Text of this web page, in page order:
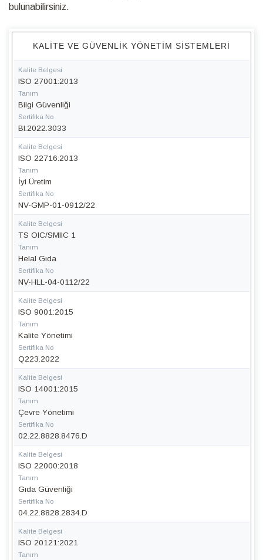
bulunabilirsiniz.
KALITE VE GÜVENLIK YÖNETIM SISTEMLERI
Kalite Belgesi
ISO 27001:2013
Tanım
Bilgi Güvenliği
Sertifika No
BI.2022.3033
Kalite Belgesi
ISO 22716:2013
Tanım
İyi Üretim
Sertifika No
NV-GMP-01-0912/22
Kalite Belgesi
TS OIC/SMIIC 1
Tanım
Helal Gıda
Sertifika No
NV-HLL-04-0112/22
Kalite Belgesi
ISO 9001:2015
Tanım
Kalite Yönetimi
Sertifika No
Q223.2022
Kalite Belgesi
ISO 14001:2015
Tanım
Çevre Yönetimi
Sertifika No
02.22.8828.8476.D
Kalite Belgesi
ISO 22000:2018
Tanım
Gıda Güvenliği
Sertifika No
04.22.8828.2834.D
Kalite Belgesi
ISO 20121:2021
Tanım